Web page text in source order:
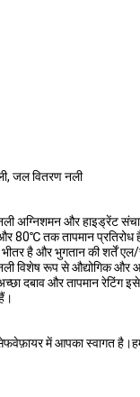
जल वितरण नली
अग्निशमन और हाइड्रेंट
80℃ तक तापमान
है और भुगतान की शर्तें
विशेष रूप से औद्योगिक और
दबाव और तापमान रेटिंग
में आपका स्वागत